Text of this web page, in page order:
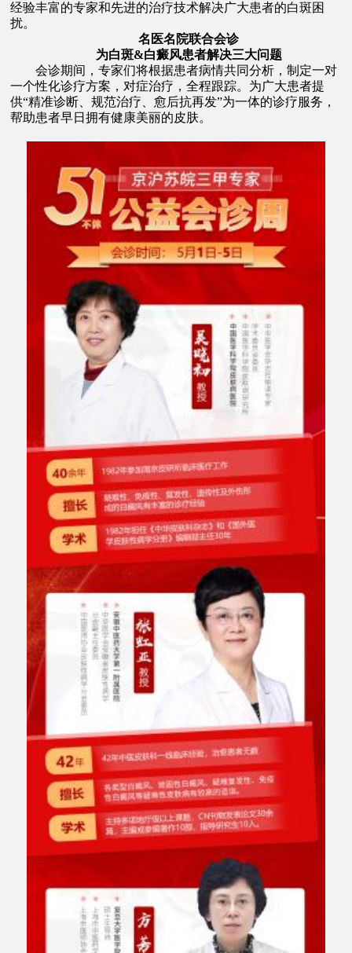
经验丰富的专家和先进的治疗技术解决广大患者的白斑困
扰。
名医名院联合会诊
为白斑&白癜风患者解决三大问题
会诊期间，专家们将根据患者病情共同分析，制定一对
一个性化诊疗方案，对症治疗，全程跟踪。为广大患者提
供“精准诊断、规范治疗、愈后抗再发”为一体的诊疗服务，
帮助患者早日拥有健康美丽的皮肤。